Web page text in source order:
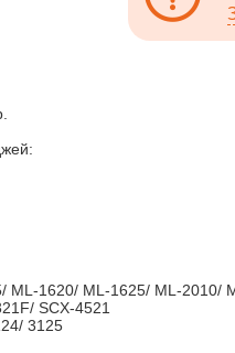
ML-1620/ ML-1625/ ML-2010/
SCX-4521
3125